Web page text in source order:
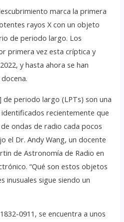
marca la primera
rayos X con un objeto
de periodo largo. Los
primera vez esta críptica y
y hasta ahora se han
periodo largo (LPTs) son una
recientemente que
ondas de radio cada pocos
el Dr. Andy Wang, un docente
de Astronomía de Radio en
“Qué son estos objetos
inusuales sigue siendo un
0911, se encuentra a unos